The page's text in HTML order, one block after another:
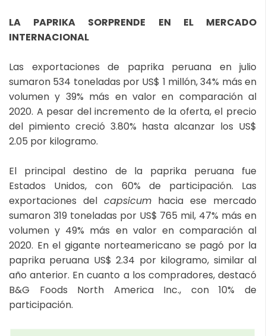
LA PAPRIKA SORPRENDE EN EL MERCADO
INTERNACIONAL
Las exportaciones de paprika peruana en julio
sumaron 534 toneladas por US$ 1 millón, 34% más en
volumen y 39% más en valor en comparación al
2020. A pesar del incremento de la oferta, el precio
del pimiento creció 3.80% hasta alcanzar los US$
2.05 por kilogramo.
El principal destino de la paprika peruana fue
Estados Unidos, con 60% de participación. Las
exportaciones del capsicum hacia ese mercado
sumaron 319 toneladas por US$ 765 mil, 47% más en
volumen y 49% más en valor en comparación al
2020. En el gigante norteamericano se pagó por la
paprika peruana US$ 2.34 por kilogramo, similar al
año anterior. En cuanto a los compradores, destacó
B&G Foods North America Inc., con 10% de
participación.